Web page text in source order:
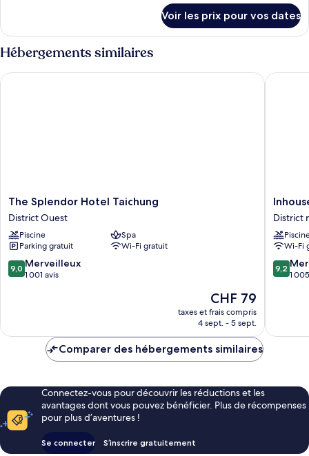
Familiale
le
type
de
chambre
Chambre
Voir les prix pour vos dates
Hébergements similaires
The
Splendor
Hotel
Taichung
District
Ouest
The Splendor Hotel Taichung
District Ouest
Piscine
Spa
Parking gratuit
Wi-Fi gratuit
9.0
sur
9,0 Merveilleux
1 001 avis
Le
nouveau
prix
de
CHF 79
taxes et frais compris
4 sept. - 5 sept.
The Splendor Hotel Taichung
Inhouse
Hotel
Grand
District
nord
District
Wi-Fi
9.2
sur
9,2
1
Inhouse
Comparer des hébergements similaires
Connectez-vous pour découvrir les réductions et les
avantages dont vous pouvez bénéficier. Plus de récompenses
pour plus d’aventures !
Se connecter S’inscrire gratuitement